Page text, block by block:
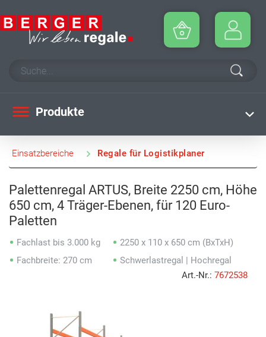
Produkte
Einsatzbereiche Regale für Logistikplaner
Palettenregal ARTUS, Breite 2250 cm, Höhe
650 cm, 4 Träger-Ebenen, für 120 Euro-
Paletten
Fachlast bis 3.000 kg
Fachbreite: 270 cm
2250 x 110 x 650 cm (BxTxH)
Schwerlastregal | Hochregal
Art.-Nr.: 7672538